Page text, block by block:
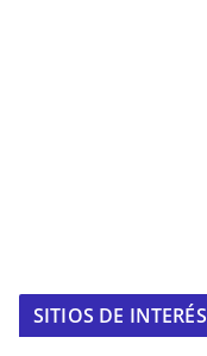
SITIOS DE INTERÉS